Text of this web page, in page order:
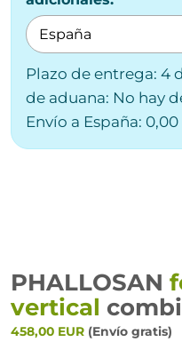
Plazo de entrega: 4
de aduana: No hay
Envío a España: 0,00
PHALLOSAN
vertical combi
458,00 EUR (Envío gratis)